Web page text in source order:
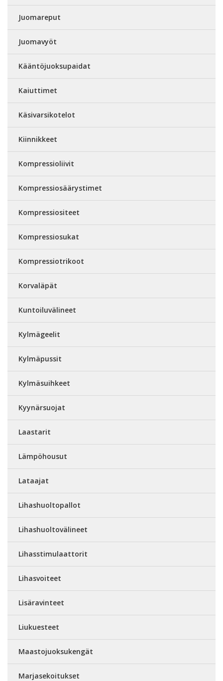
Juomareput
Juomavyöt
Kääntöjuoksupaidat
Kaiuttimet
Käsivarsikotelot
Kiinnikkeet
Kompressioliivit
Kompressiosäärystimet
Kompressiositeet
Kompressiosukat
Kompressiotrikoot
Korvaläpät
Kuntoiluvälineet
Kylmägeelit
Kylmäpussit
Kylmäsuihkeet
Kyynärsuojat
Laastarit
Lämpöhousut
Lataajat
Lihashuoltopallot
Lihashuoltovälineet
Lihasstimulaattorit
Lihasvoiteet
Lisäravinteet
Liukuesteet
Maastojuoksukengät
Marjasekoitukset